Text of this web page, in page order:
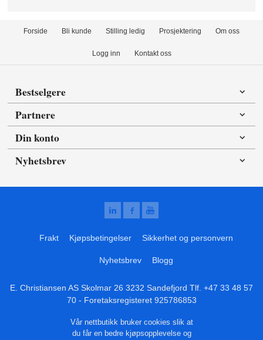
Forside Bli kunde Stilling ledig Prosjektering Om oss
Logg inn Kontakt oss
Bestselgere
Partnere
Din konto
Nyhetsbrev
Frakt Kjøpsbetingelser Sikkerhet og personvern
Nyhetsbrev Blogg
E. Christiansen AS Skolmar 26 3232 Sandefjord Tlf. +47 33 48 57
70- Foretaksregisteret 925786853
Vår nettbutikk bruker cookies slik at
du får en bedre kjøpsopplevelse og